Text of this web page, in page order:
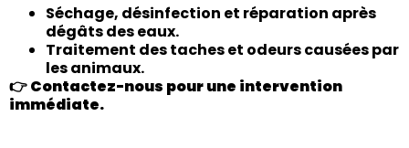
Séchage, désinfection et réparation après
dégâts des eaux.
Traitement des taches et odeurs causées par
les animaux.
👉Contactez-nous pour une intervention
immédiate.